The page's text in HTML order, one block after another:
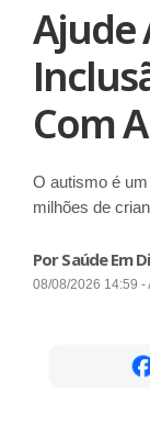
Ajude
Com
O autismo é
milhões de
Por Saúde Em
08/08/2026 14:59 -